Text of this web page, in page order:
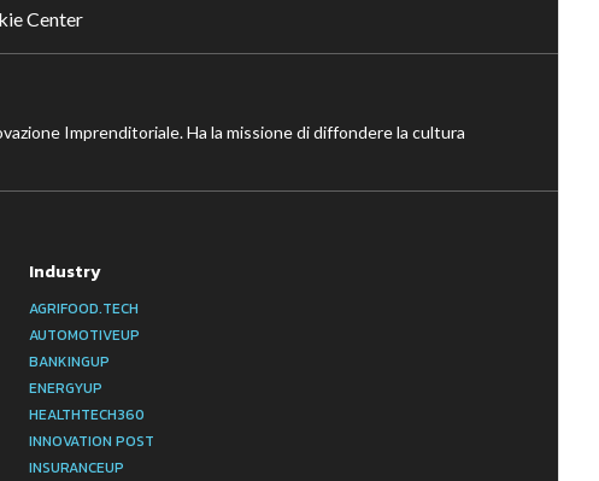
Center
Imprenditoriale. Ha la missione di diffondere la cultura
Industry
AGRIFOOD.TECH
AUTOMOTIVEUP
BANKINGUP
ENERGYUP
HEALTHTECH360
INNOVATION POST
INSURANCEUP